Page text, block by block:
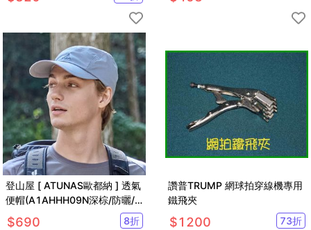
刀
登山屋 [ ATUNAS歐都納 ] 透氣
便帽(A1AHHH09N深棕/防曬/
遮陽帽/鴨舌帽/透氣)
$690 8折
讚普TRUMP 網球拍穿線機專用
鐵飛夾
$1200 73折